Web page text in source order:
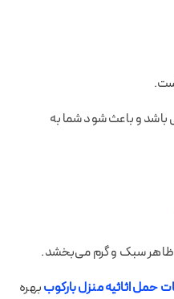
باشد و باعث شود شما به
ظاهر سبک و گرم می‌بخشد.
حمل اثاثیه منزل بارکوببهره